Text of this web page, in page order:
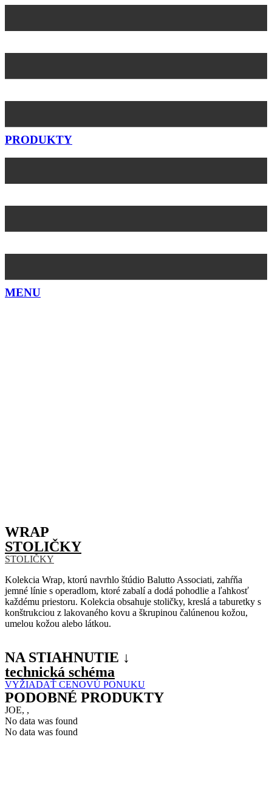
obsah
PRODUKTY
MENU
WRAP
STOLIČKY
STOLIČKY
Kolekcia Wrap, ktorú navrhlo štúdio Balutto Associati, zahŕňa
jemné línie s operadlom, ktoré zabalí a dodá pohodlie a ľahkosť
každému priestoru. Kolekcia obsahuje stoličky, kreslá a taburetky s
konštrukciou z lakovaného kovu a škrupinou čalúnenou kožou,
umelou kožou alebo látkou.
NA STIAHNUTIE ↓
technická schéma
VYŽIADAŤ CENOVÚ PONUKU
PODOBNÉ PRODUKTY
JOE, ,
No data was found
No data was found